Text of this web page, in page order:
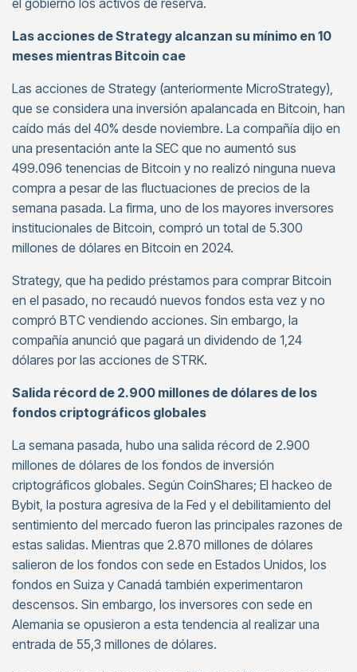
el gobierno los activos de reserva.
Las acciones de Strategy alcanzan su mínimo en 10
meses mientras Bitcoin cae
Las acciones de Strategy (anteriormente MicroStrategy),
que se considera una inversión apalancada en Bitcoin, han
caído más del 40% desde noviembre. La compañía dijo en
una presentación ante la SEC que no aumentó sus
499.096 tenencias de Bitcoin y no realizó ninguna nueva
compra a pesar de las fluctuaciones de precios de la
semana pasada. La firma, uno de los mayores inversores
institucionales de Bitcoin, compró un total de 5.300
millones de dólares en Bitcoin en 2024.
Strategy, que ha pedido préstamos para comprar Bitcoin
en el pasado, no recaudó nuevos fondos esta vez y no
compró BTC vendiendo acciones. Sin embargo, la
compañía anunció que pagará un dividendo de 1,24
dólares por las acciones de STRK.
Salida récord de 2.900 millones de dólares de los
fondos criptográficos globales
La semana pasada, hubo una salida récord de 2.900
millones de dólares de los fondos de inversión
criptográficos globales. Según CoinShares; El hackeo de
Bybit, la postura agresiva de la Fed y el debilitamiento del
sentimiento del mercado fueron las principales razones de
estas salidas. Mientras que 2.870 millones de dólares
salieron de los fondos con sede en Estados Unidos, los
fondos en Suiza y Canadá también experimentaron
descensos. Sin embargo, los inversores con sede en
Alemania se opusieron a esta tendencia al realizar una
entrada de 55,3 millones de dólares.